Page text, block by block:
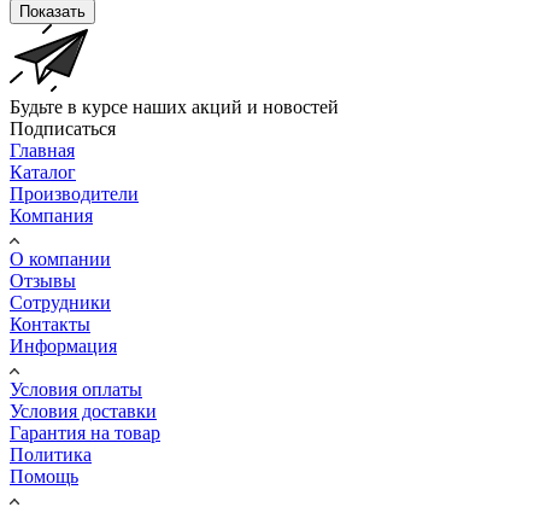
Показать
Будьте в курсе наших акций и новостей
Подписаться
Главная
Каталог
Производители
Компания
О компании
Отзывы
Сотрудники
Контакты
Информация
Условия оплаты
Условия доставки
Гарантия на товар
Политика
Помощь